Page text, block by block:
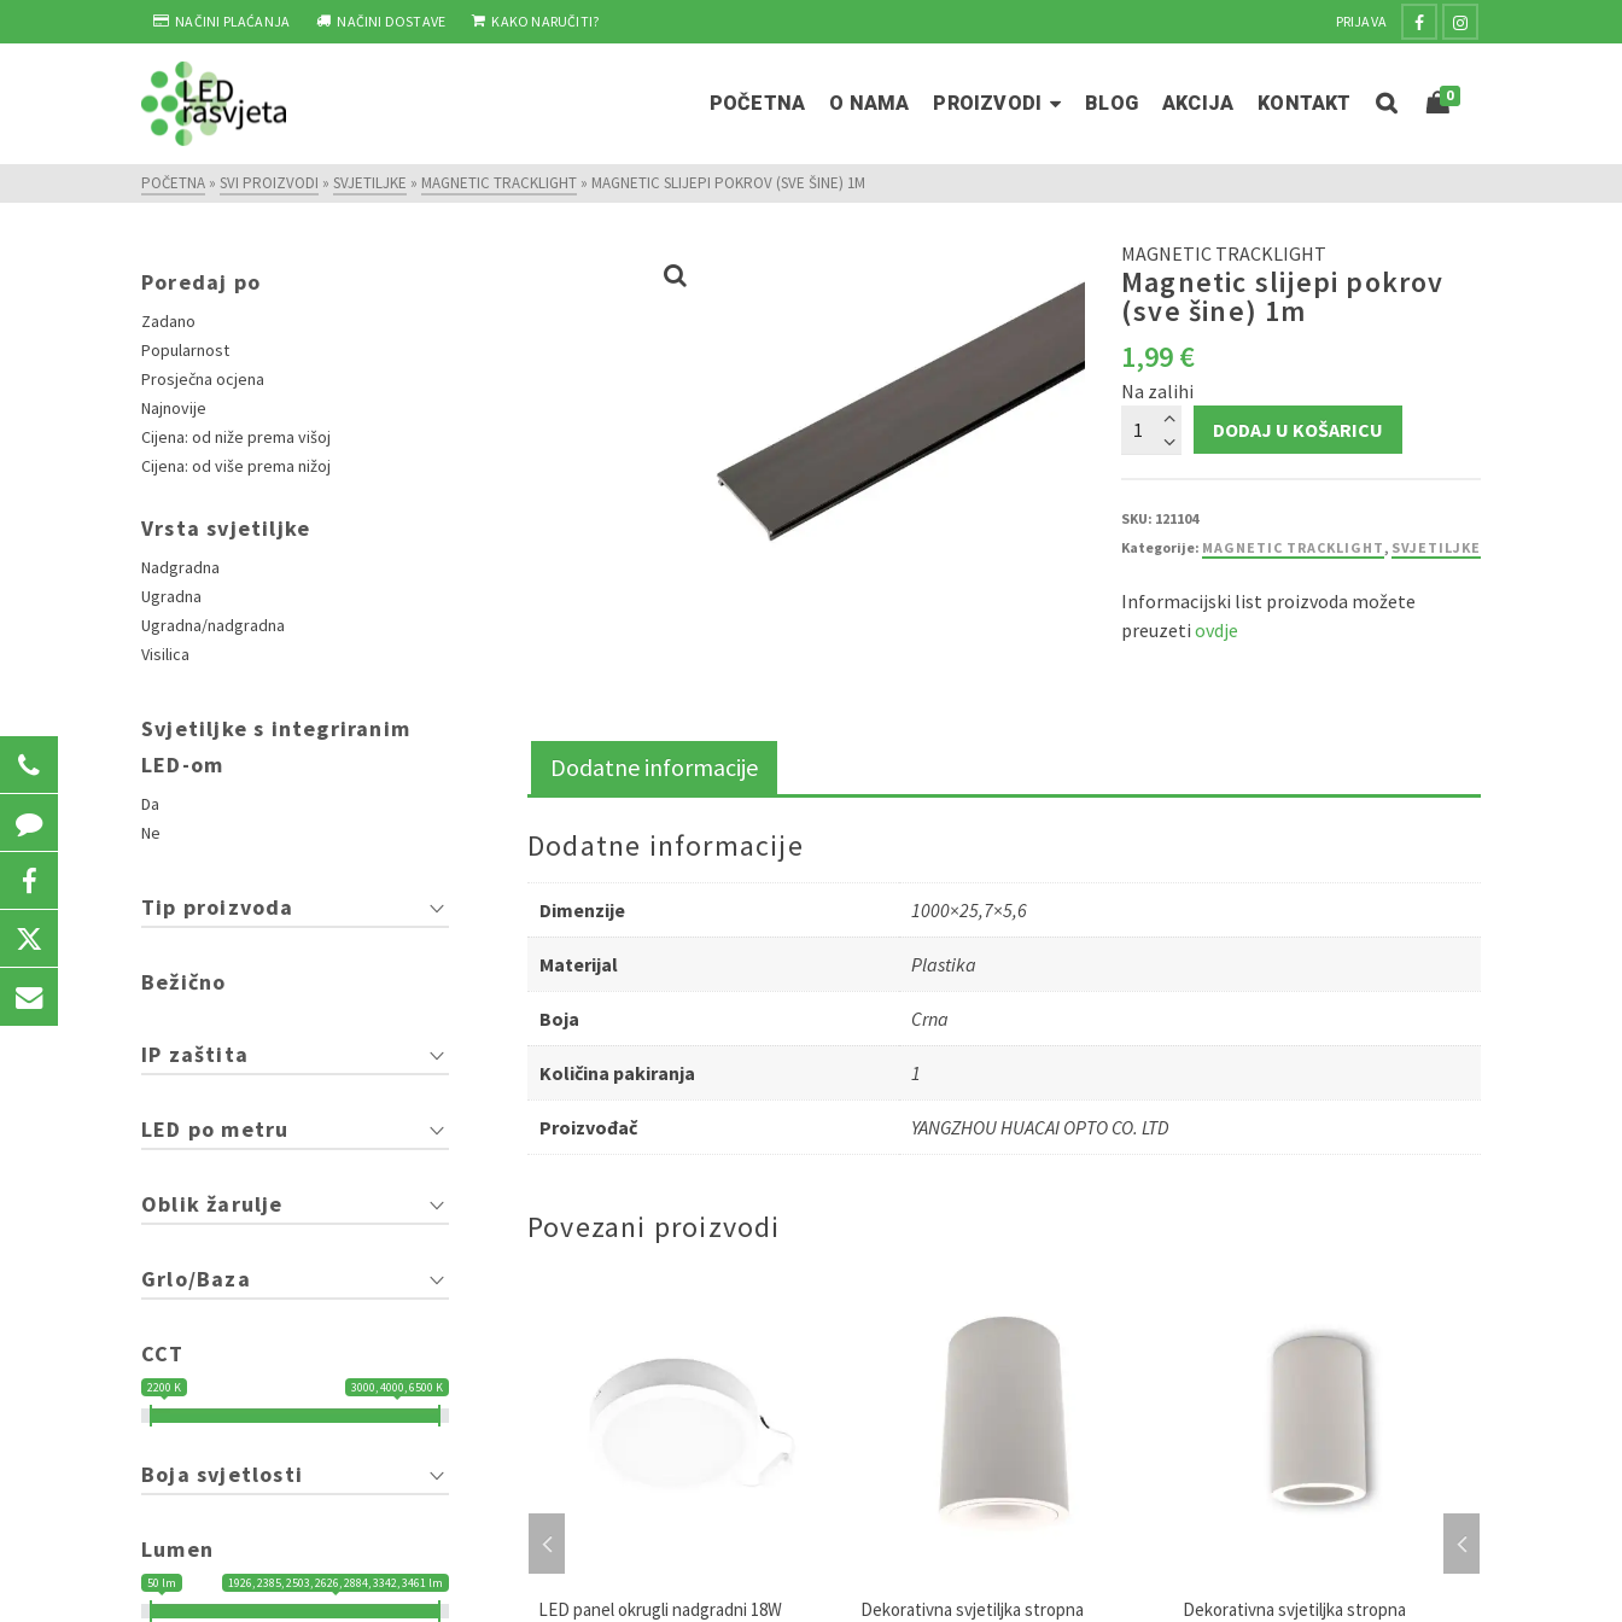
NAČINI PLAĆANJA NAČINI DOSTAVE KAKO NARUČITI? PRIJAVA
POČETNA O NAMA PROIZVODI BLOG AKCIJA KONTAKT 0
POČETNA » SVI PROIZVODI » SVJETILJKE » MAGNETIC TRACKLIGHT » MAGNETIC SLIJEPI POKROV (SVE ŠINE) 1M
MAGNETIC TRACKLIGHT
Magnetic slijepi pokrov
(sve šine) 1m
1,99€
Na zalihi
Magnetic
slijepi
pokrov
količina
DODAJ U KOŠARICU
SKU: 121104
Kategorije: MAGNETIC TRACKLIGHT, SVJETILJKE
Informacijski list proizvoda možete
preuzeti ovdje
Dodatne informacije
Dodatne informacije
Dimenzije 1000×25,7×5,6
Materijal Plastika
Boja Crna
Količina pakiranja 1
Proizvođač YANGZHOU HUACAI OPTO CO. LTD
Povezani proizvodi
600x600mm 4000K LED panel 40W 300x1200mm 4000K LED panel okrugli nadgradni 18W
Dekorativna svjetiljka stropna
Dekorativna svjetiljka stropna
Poredaj po
Zadano
Popularnost
Prosječna ocjena
Najnovije
Cijena: od niže prema višoj
Cijena: od više prema nižoj
Vrsta svjetiljke
Nadgradna
Ugradna
Ugradna/nadgradna
Visilica
Svjetiljke s integriranim
LED-om
Da
Ne
Tip proizvoda
Bežično
IP zaštita
LED po metru
Oblik žarulje
Grlo/Baza
CCT
2200 K 3000, 4000, 6500 K
Boja svjetlosti
Lumen
50 lm 1926, 2385, 2503, 2626, 2884, 3342, 3461 lm
031 207 723